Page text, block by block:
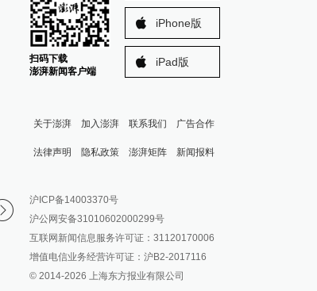
00:58
复旦深度学习实验室主任陈涛：
真正进工厂干活的机器人比例可
能不到10%
天津市委原常委何国模
事地下工作时阻止了北
扫码下载
澎湃新闻客户端
iPhone版
iPad版
关于澎湃 加入澎湃 联系我们 广告合作
法律声明 隐私政策 澎湃矩阵
澎湃新闻公众号
澎湃新闻抖音号
派生万物开放平台
IP SHANGHAI
新闻报料
报料邮箱: news@thepaper.cn
沪ICP备14003370号
沪公网安备31010602000299号
互联网新闻信息服务许可证：31120170006
增值电信业务经营许可证：沪B2-2017116
© 2014-2026 上海东方报业有限公司